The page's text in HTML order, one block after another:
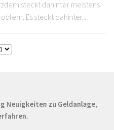
steckt dahinter meistens
Es steckt dahinter...
Neuigkeiten zu Geldanlage,